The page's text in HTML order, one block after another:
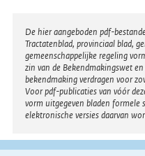
Disclaimer
De hier aangeboden pdf-
Tractatenblad, provinciaal blad,
gemeenschappelijke regeling
zin van de Bekendmakingswet
bekendmaking verdragen voor
Voor pdf-publicaties van vóór
vorm uitgegeven bladen formele
elektronische versies daarvan